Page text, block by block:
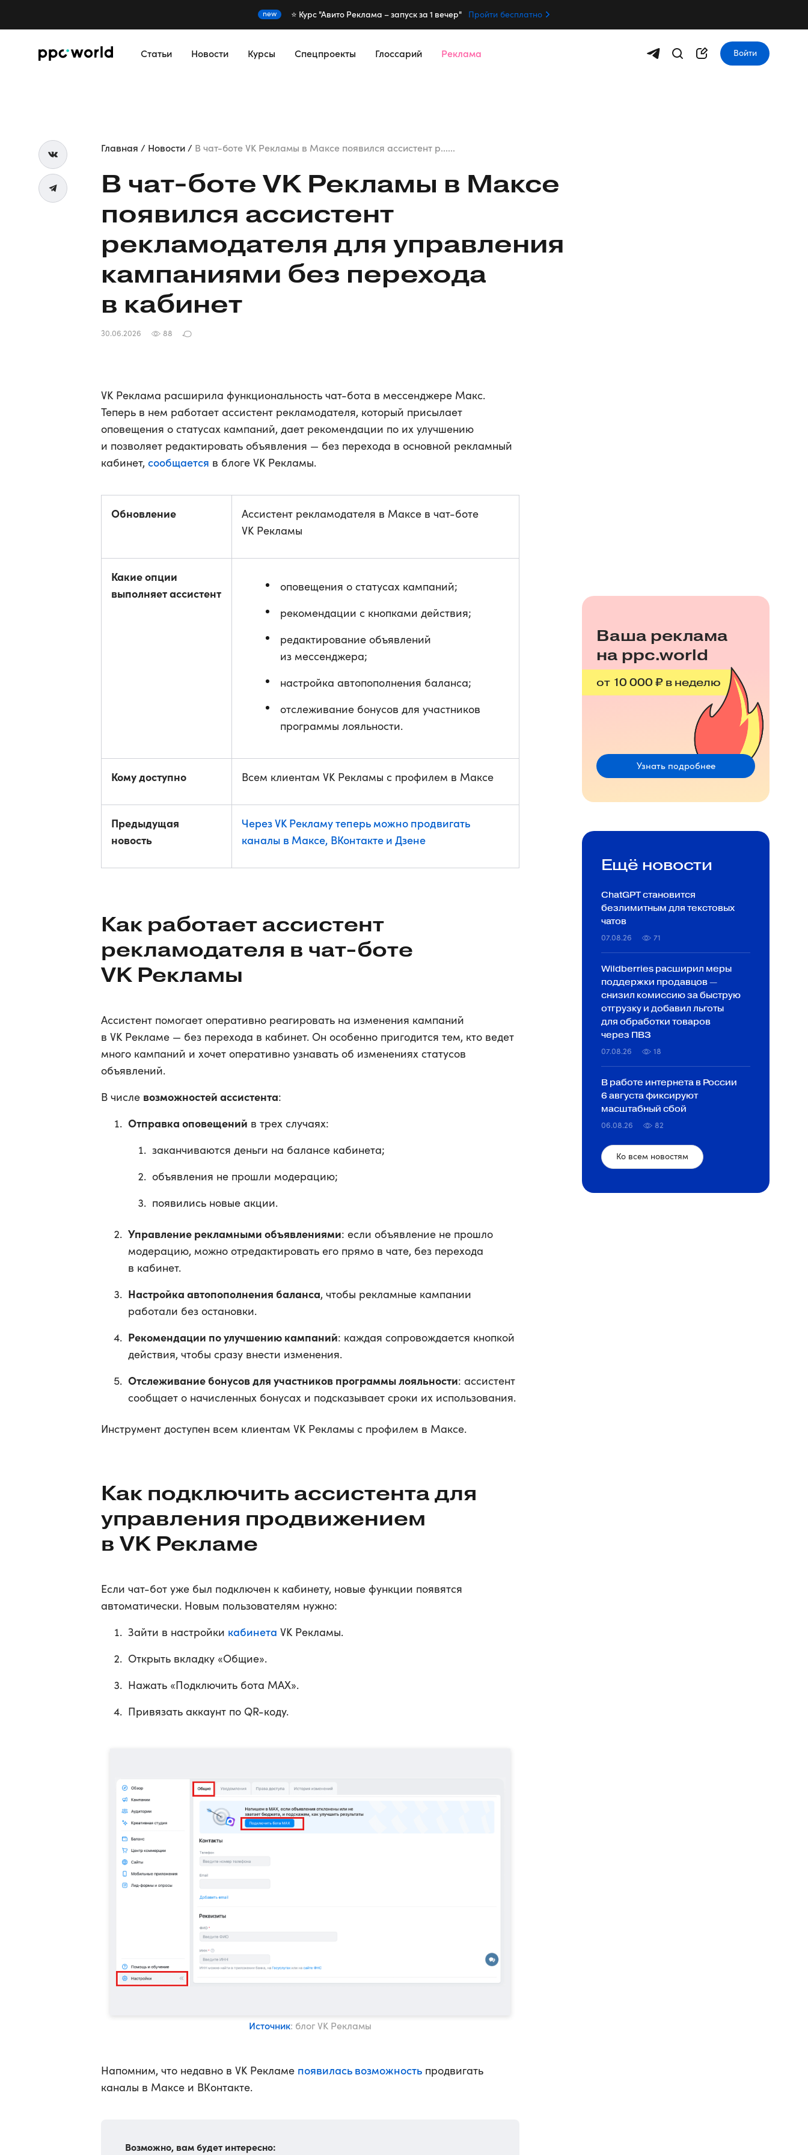
new ⭐️ Курс "Авито Реклама – запуск за 1 вечер" Пройти бесплатно
Статьи Новости Курсы Спецпроекты Глоссарий Реклама Войти
Главная Новости В чат-боте VK Рекламы в Максе появился ассистент р......
В чат-боте VK Рекламы в Максе
появился ассистент
рекламодателя для управления
кампаниями без перехода
в кабинет
30.06.2026 88
VK Реклама расширила функциональность чат-бота в мессенджере Макс.
Теперь в нем работает ассистент рекламодателя, который присылает
оповещения о статусах кампаний, дает рекомендации по их улучшению
и позволяет редактировать объявления — без перехода в основной рекламный
кабинет, сообщается в блоге VK Рекламы.
Обновление
Ассистент рекламодателя в Максе в чат-боте
VK Рекламы
Какие опции
выполняет ассистент
оповещения о статусах кампаний;
рекомендации с кнопками действия;
редактирование объявлений
из мессенджера;
настройка автопополнения баланса;
отслеживание бонусов для участников
программы лояльности.
Кому доступно Всем клиентам VK Рекламы с профилем в Максе
Предыдущая
новость
Через VK Рекламу теперь можно продвигать
каналы в Максе, ВКонтакте и Дзене
Как работает ассистент
рекламодателя в чат-боте
VK Рекламы
Ассистент помогает оперативно реагировать на изменения кампаний
в VK Рекламе — без перехода в кабинет. Он особенно пригодится тем, кто ведет
много кампаний и хочет оперативно узнавать об изменениях статусов
объявлений.
В числе возможностей ассистента:
Отправка оповещений в трех случаях:
заканчиваются деньги на балансе кабинета;
объявления не прошли модерацию;
появились новые акции.
Управление рекламными объявлениями: если объявление не прошло
модерацию, можно отредактировать его прямо в чате, без перехода
в кабинет.
Настройка автопополнения баланса, чтобы рекламные кампании
работали без остановки.
Рекомендации по улучшению кампаний: каждая сопровождается кнопкой
действия, чтобы сразу внести изменения.
Отслеживание бонусов для участников программы лояльности: ассистент
сообщает о начисленных бонусах и подсказывает сроки их использования.
Инструмент доступен всем клиентам VK Рекламы с профилем в Максе.
Как подключить ассистента для
управления продвижением
в VK Рекламе
Если чат-бот уже был подключен к кабинету, новые функции появятся
автоматически. Новым пользователям нужно:
Зайти в настройки кабинета VK Рекламы.
Открыть вкладку «Общие».
Нажать «Подключить бота MAX».
Привязать аккаунт по QR-коду.
Источник: блог VK Рекламы
Напомним, что недавно в VK Рекламе появилась возможность продвигать
каналы в Максе и ВКонтакте.
Возможно, вам будет интересно:
Ваша реклама
на ppc.world
от 10 000 ₽ в неделю
Узнать подробнее
Ещё новости
ChatGPT становится
безлимитным для текстовых
чатов
07.08.26 71
Wildberries расширил меры
поддержки продавцов —
снизил комиссию за быструю
отгрузку и добавил льготы
для обработки товаров
через ПВЗ
07.08.26 18
В работе интернета в России
6 августа фиксируют
масштабный сбой
06.08.26 82
Ко всем новостям